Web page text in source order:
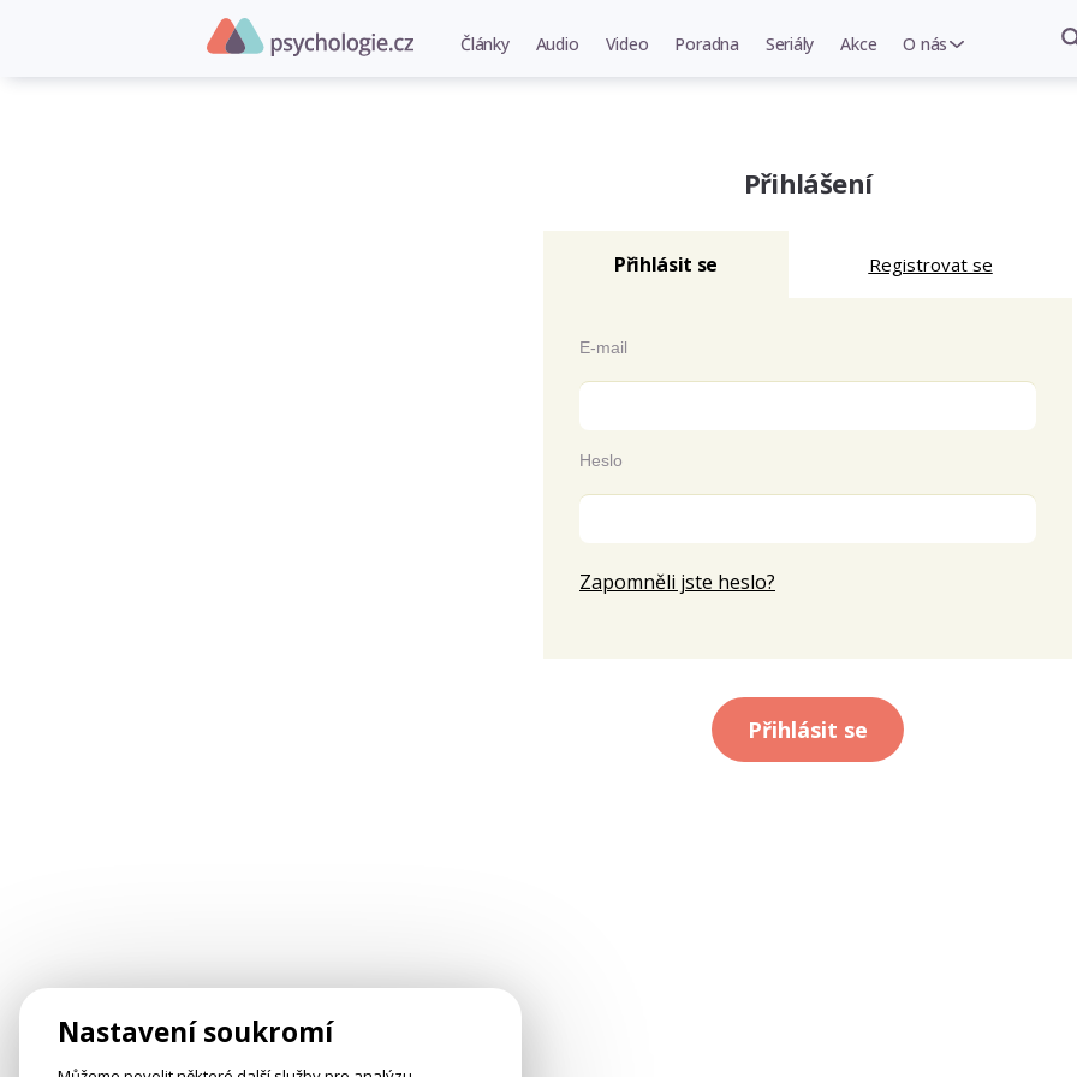
Články Audio Video Poradna Seriály Akce O nás
Přihlášení
Přihlásit se Registrovat se
E-mail
Heslo
Zapomněli jste heslo?
Přihlásit se
Nastavení soukromí